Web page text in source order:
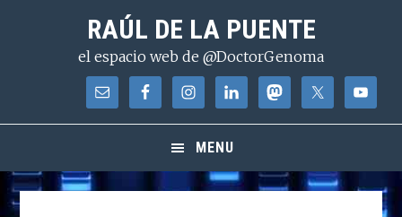
contenido
RAÚL DE LA PUENTE
el espacio web de @DoctorGenoma
MENU